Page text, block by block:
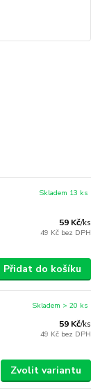
59 Kč/ks
49 Kč bez DPH
Skladem 13 ks
Přidat do košíku
59 Kč/ks
49 Kč bez DPH
Skladem > 20 ks
Zvolit variantu